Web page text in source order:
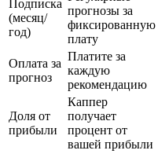
Подписка
(месяц/
год)
прогнозы за
фиксированную
плату
Оплата за
прогноз
Платите за
каждую
рекомендацию
Доля от
прибыли
Каппер
получает
процент от
вашей прибыли